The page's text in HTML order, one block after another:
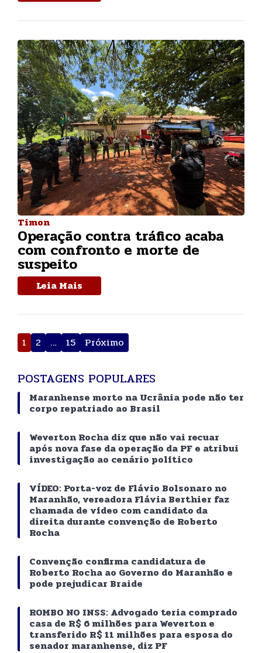
Timon
Operação contra tráfico acaba
com confronto e morte de
suspeito
Leia Mais
Paginação
de
1 2 … 15 Próximo
POSTAGENS POPULARES
Maranhense morto na Ucrânia pode não ter
corpo repatriado ao Brasil
Weverton Rocha diz que não vai recuar
após nova fase da operação da PF e atribui
investigação ao cenário político
VÍDEO: Porta-voz de Flávio Bolsonaro no
Maranhão, vereadora Flávia Berthier faz
chamada de vídeo com candidato da
direita durante convenção de Roberto
Rocha
Convenção confirma candidatura de
Roberto Rocha ao Governo do Maranhão e
pode prejudicar Braide
ROMBO NO INSS: Advogado teria comprado
casa de R$ 6 milhões para Weverton e
transferido R$ 11 milhões para esposa do
senador maranhense, diz PF